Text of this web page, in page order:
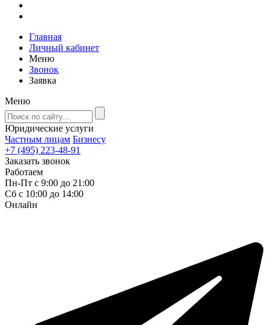
Главная
Личный кабинет
Меню
Звонок
Заявка
Меню
Юридические услуги
Частным лицам Бизнесу
+7 (495) 223-48-91
Заказать звонок
Работаем
Пн-Пт с 9:00 до 21:00
Сб с 10:00 до 14:00
Онлайн